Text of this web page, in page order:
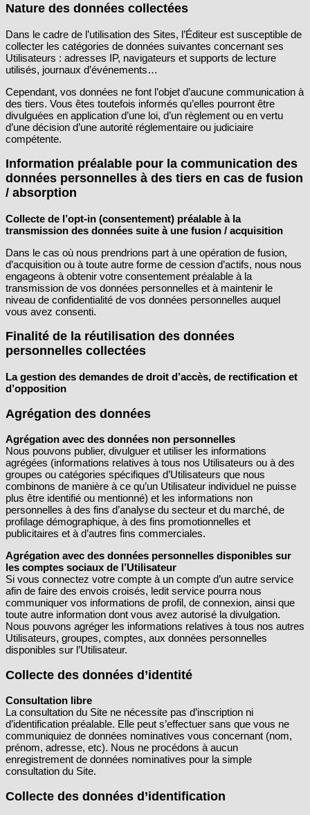
Nature des données collectées
Dans le cadre de l’utilisation des Sites, l’Éditeur est susceptible de
collecter les catégories de données suivantes concernant ses
Utilisateurs : adresses IP, navigateurs et supports de lecture
utilisés, journaux d’événements…
Cependant, vos données ne font l’objet d’aucune communication à
des tiers. Vous êtes toutefois informés qu’elles pourront être
divulguées en application d’une loi, d’un règlement ou en vertu
d’une décision d’une autorité réglementaire ou judiciaire
compétente.
Information préalable pour la communication des
données personnelles à des tiers en cas de fusion
/ absorption
Collecte de l’opt-in (consentement) préalable à la
transmission des données suite à une fusion / acquisition
Dans le cas où nous prendrions part à une opération de fusion,
d’acquisition ou à toute autre forme de cession d’actifs, nous nous
engageons à obtenir votre consentement préalable à la
transmission de vos données personnelles et à maintenir le
niveau de confidentialité de vos données personnelles auquel
vous avez consenti.
Finalité de la réutilisation des données
personnelles collectées
La gestion des demandes de droit d’accès, de rectification et
d’opposition
Agrégation des données
Agrégation avec des données non personnelles
Nous pouvons publier, divulguer et utiliser les informations
agrégées (informations relatives à tous nos Utilisateurs ou à des
groupes ou catégories spécifiques d’Utilisateurs que nous
combinons de manière à ce qu’un Utilisateur individuel ne puisse
plus être identifié ou mentionné) et les informations non
personnelles à des fins d’analyse du secteur et du marché, de
profilage démographique, à des fins promotionnelles et
publicitaires et à d’autres fins commerciales.
Agrégation avec des données personnelles disponibles sur
les comptes sociaux de l’Utilisateur
Si vous connectez votre compte à un compte d’un autre service
afin de faire des envois croisés, ledit service pourra nous
communiquer vos informations de profil, de connexion, ainsi que
toute autre information dont vous avez autorisé la divulgation.
Nous pouvons agréger les informations relatives à tous nos autres
Utilisateurs, groupes, comptes, aux données personnelles
disponibles sur l’Utilisateur.
Collecte des données d’identité
Consultation libre
La consultation du Site ne nécessite pas d’inscription ni
d’identification préalable. Elle peut s’effectuer sans que vous ne
communiquiez de données nominatives vous concernant (nom,
prénom, adresse, etc). Nous ne procédons à aucun
enregistrement de données nominatives pour la simple
consultation du Site.
Collecte des données d’identification